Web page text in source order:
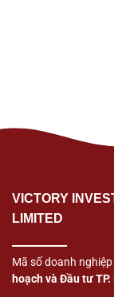
VICTORY
LIMITED
Mã số doanh nghiệp
hoạch và Đầu tư